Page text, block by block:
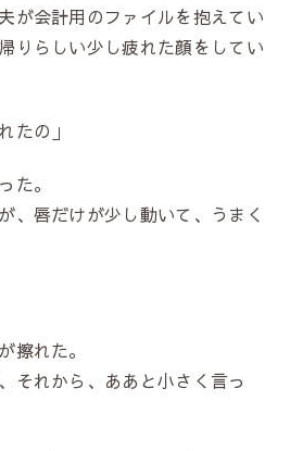
が会計用のファイルを抱えてい
りらしい少し疲れた顔をしてい
たの」
た。
、唇だけが少し動いて、うまく
擦れた。
それから、ああと小さく言っ